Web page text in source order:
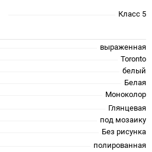
Класс 5
выраженная
Toronto
белый
Белая
Моноколор
Глянцевая
под мозаику
Без рисунка
полированная